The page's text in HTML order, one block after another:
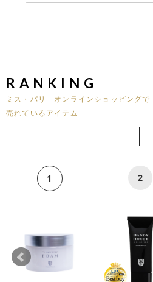
RANKING
ミス・パリ オンラインショッピングで
売れているアイテム
1 2